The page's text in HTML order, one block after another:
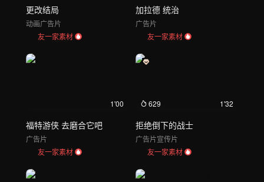
更改结局
动画广告片
友一家素材
加拉德 统治
广告片
友一家素材
1'00
福特游侠 去磨合它吧
广告片
友一家素材
629 1'32
拒绝倒下的战士
广告片宣传片
友一家素材